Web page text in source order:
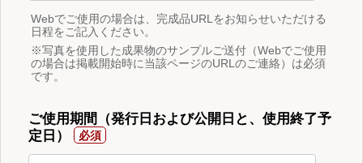
Webでご使用の場合は、完成品URLをお知らせいただける
日程をご記入ください。
※写真を使用した成果物のサンプルご送付（Webでご使用
の場合は掲載開始時に当該ページのURLのご連絡）は必須
です。
ご使用期間（発行日および公開日と、使用終了予
定日）